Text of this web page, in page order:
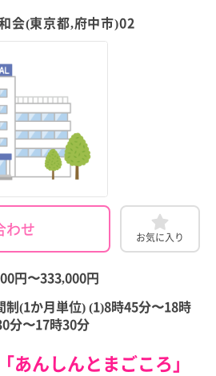
会(東京都,府中市)02
わせ お気に入り
円〜333,000円
制(1か月単位) (1)8時45分〜18時
分〜17時30分
あんしんとまごころ」